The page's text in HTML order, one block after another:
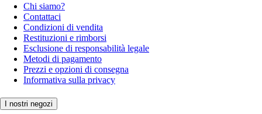
Chi siamo?
Contattaci
Condizioni di vendita
Restituzioni e rimborsi
Esclusione di responsabilità legale
Metodi di pagamento
Prezzi e opzioni di consegna
Informativa sulla privacy
I nostri negozi